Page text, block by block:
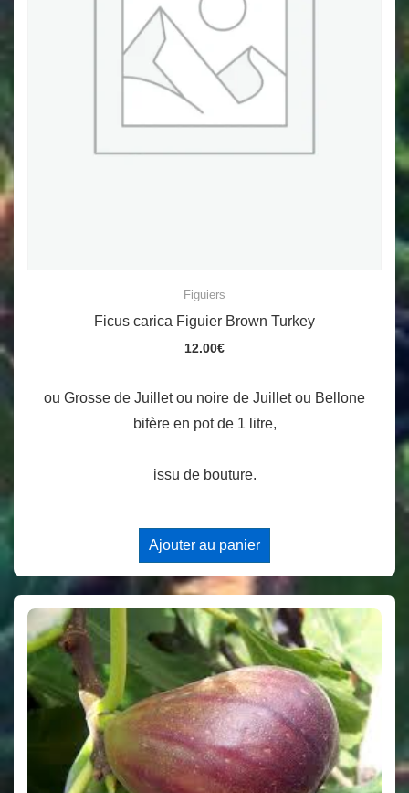
Figuiers
Ficus carica Figuier Brown Turkey
12.00€
ou Grosse de Juillet ou noire de Juillet ou Bellone
bifère en pot de 1 litre,
issu de bouture.
Ajouter au panier